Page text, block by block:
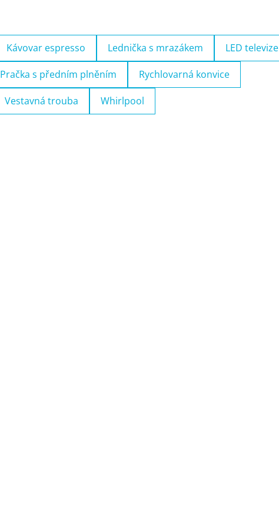
Kávovar espresso Lednička s mrazákem LED televize
Pračka s předním plněním Rychlovarná konvice
Vestavná trouba Whirlpool